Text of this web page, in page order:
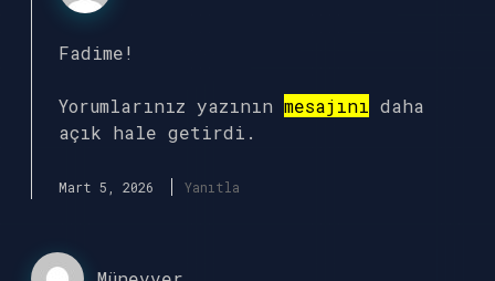
Fadime!
Yorumlarınız yazının mesajını daha
açık hale getirdi.
Mart 5, 2026 Yanıtla